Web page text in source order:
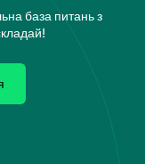
база питань з